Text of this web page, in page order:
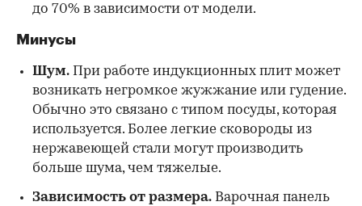
до 70% в зависимости от модели.
Минусы
Шум. При работе индукционных плит может
возникать негромкое жужжание или гудение.
Обычно это связано с типом посуды, которая
используется. Более легкие сковороды из
нержавеющей стали могут производить
больше шума, чем тяжелые.
Зависимость от размера. Варочная панель